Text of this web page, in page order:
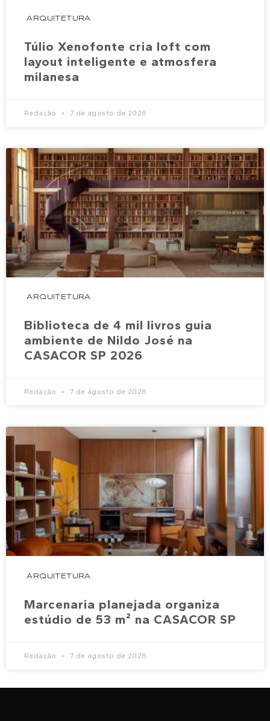
ARQUITETURA
Túlio Xenofonte cria loft com
layout inteligente e atmosfera
milanesa
Redação 7 de agosto de 2026
ARQUITETURA
Biblioteca de 4 mil livros guia
ambiente de Nildo José na
CASACOR SP 2026
Redação 7 de agosto de 2026
ARQUITETURA
Marcenaria planejada organiza
estúdio de 53 m² na CASACOR SP
Redação 7 de agosto de 2026